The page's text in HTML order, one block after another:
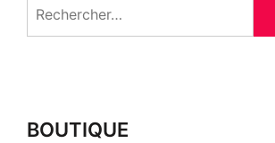
BOUTIQUE